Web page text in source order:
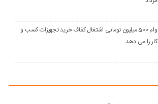
وام 500 میلیون تومانی اشتغال کفاف خرید تجهیزات کسب و
کار را می دهد